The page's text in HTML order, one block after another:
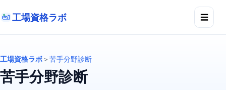
工場資格ラボ ☰
工場資格ラボ＞苦手分野診断
苦手分野診断